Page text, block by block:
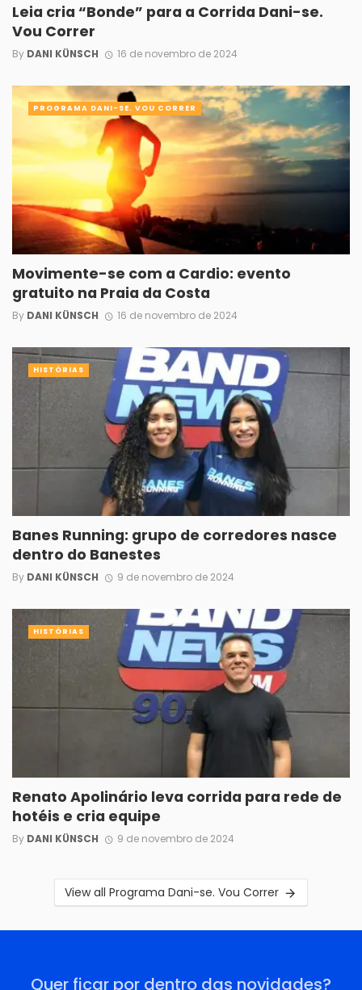
Leia cria “Bonde” para a Corrida Dani-se.
Vou Correr
By DANI KÜNSCH 16 de novembro de 2024
Movimente-se com a Cardio: evento
gratuito na Praia da Costa
By DANI KÜNSCH 16 de novembro de 2024
PROGRAMA DANI-SE. VOU CORRER
Banes Running: grupo de corredores nasce
dentro do Banestes
By DANI KÜNSCH 9 de novembro de 2024
HISTÓRIAS
Renato Apolinário leva corrida para rede de
hotéis e cria equipe
By DANI KÜNSCH 9 de novembro de 2024
HISTÓRIAS
View all Programa Dani-se. Vou Correr
Quer ficar por dentro das novidades?